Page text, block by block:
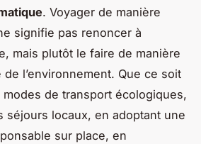
. Voyager de manière
signifie pas renoncer à
mais plutôt le faire de manière
l’environnement. Que ce soit
de transport écologiques,
séjours locaux, en adoptant une
sur place, en